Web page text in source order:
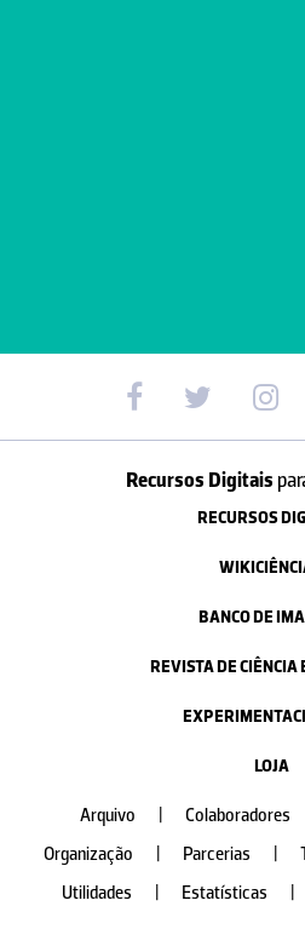
Recursos Digitais
RECURSOS
BANCO DE
REVISTA DE CIÊNCIA
LOJA
Arquivo Colaboradores
Organização
Parcerias
Utilidades
Estatísticas